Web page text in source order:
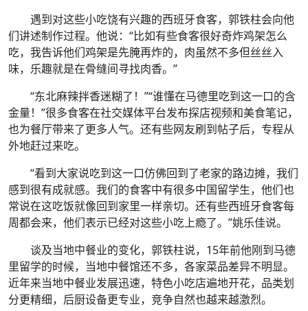
遇到对这些小吃饶有兴趣的西班牙食客，郭铁柱会向他
们讲述制作过程。他说：“比如有些食客很好奇炸鸡架怎么
吃，我告诉他们鸡架是先腌再炸的，肉虽然不多但丝丝入
味，乐趣就是在骨缝间寻找肉香。”
“东北麻辣拌香迷糊了！”“谁懂在马德里吃到这一口的含
金量！”很多食客在社交媒体平台发布探店视频和美食笔记，
也为餐厅带来了更多人气。还有些网友刷到帖子后，专程从
外地赶过来吃。
“看到大家说吃到这一口仿佛回到了老家的路边摊，我们
感到很有成就感。我们的食客中有很多中国留学生，他们也
常说在这吃饭就像回到家里一样亲切。还有些西班牙食客每
周都会来，他们表示已经对这些小吃上瘾了。”姚乐佳说。
谈及当地中餐业的变化，郭铁柱说，15年前他刚到马德
里留学的时候，当地中餐馆还不多，各家菜品差异不明显。
近年来当地中餐业发展迅速，特色小吃店遍地开花，品类划
分更精细，后厨设备更专业，竞争自然也越来越激烈。